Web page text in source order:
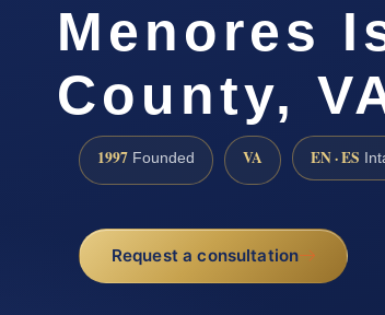
Menores
County,
1997 Founded VA EN · ES
Request a consultation